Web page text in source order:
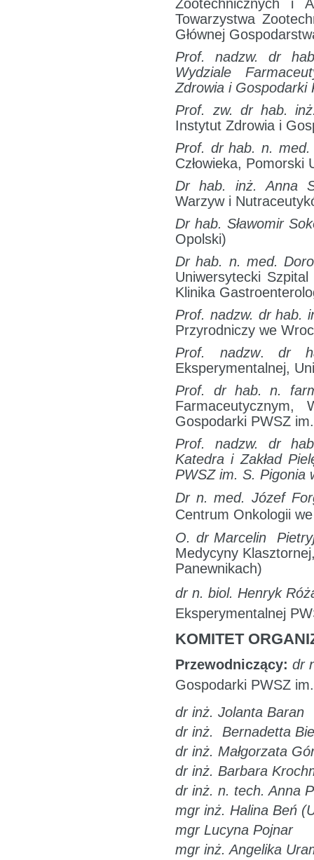
Zootechnicznych i
Towarzystwa
Głównej
Prof. nadzw. dr
Wydziale
Zdrowia i Gospodarki
Prof. zw. dr hab.
Instytut Zdrowia i
Prof. dr hab. n. med.
Człowieka, Pomorski
Dr hab. inż. Anna
Warzyw i
Dr hab. Sławomir
Opolski)
Dr hab. n. med.
Uniwersytecki
Klinika
Prof. nadzw. dr hab.
Przyrodniczy we
Prof. nadzw.dr
Eksperymentalnej,
Prof. dr hab. n.
Farmaceutycznym,
Gospodarki PWSZ
Prof. nadzw. dr
Katedra i Zakład
PWSZ im. S. Pigonia
Dr n. med. Józef
Centrum Onkologii
O. dr Marcelin
Medycyny
Panewnikach)
dr n. biol. Henryk
Eksperymentalnej
KOMITET
Przewodniczący: dr
Gospodarki PWSZ
dr inż. Jolanta Baran
dr inż. Bernadetta
dr inż. Małgorzata
dr inż. Barbara
dr inż. n. tech. Anna
mgr inż. Halina Beń
mgr Lucyna Pojnar
mgr inż. Angelika